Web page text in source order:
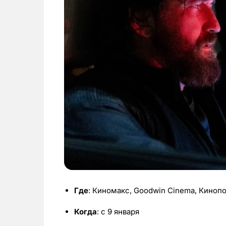
Где: Киномакс, Goodwin Cinema,
Когда: с 9 января